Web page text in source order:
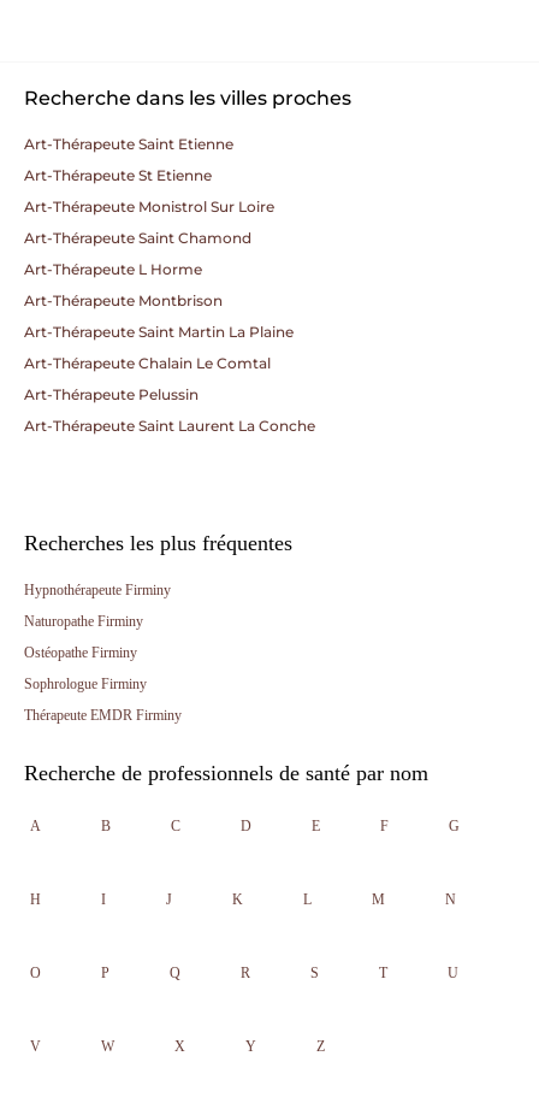
Recherche dans les villes proches
Art-Thérapeute Saint Etienne
Art-Thérapeute St Etienne
Art-Thérapeute Monistrol Sur Loire
Art-Thérapeute Saint Chamond
Art-Thérapeute L Horme
Art-Thérapeute Montbrison
Art-Thérapeute Saint Martin La Plaine
Art-Thérapeute Chalain Le Comtal
Art-Thérapeute Pelussin
Art-Thérapeute Saint Laurent La Conche
Recherches les plus fréquentes
Hypnothérapeute Firminy
Naturopathe Firminy
Ostéopathe Firminy
Sophrologue Firminy
Thérapeute EMDR Firminy
Recherche de professionnels de santé par nom
A B C D E F G
H I J K L M N
O P Q R S T U
V W X Y Z